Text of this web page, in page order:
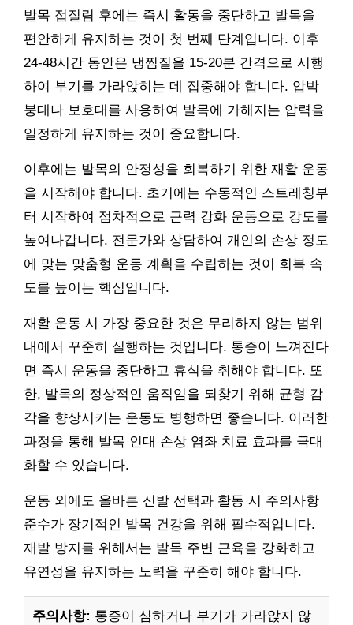
발목 접질림 후에는 즉시 활동을 중단하고 발목을
편안하게 유지하는 것이 첫 번째 단계입니다. 이후
24-48시간 동안은 냉찜질을 15-20분 간격으로 시행
하여 부기를 가라앉히는 데 집중해야 합니다. 압박
붕대나 보호대를 사용하여 발목에 가해지는 압력을
일정하게 유지하는 것이 중요합니다.
이후에는 발목의 안정성을 회복하기 위한 재활 운동
을 시작해야 합니다. 초기에는 수동적인 스트레칭부
터 시작하여 점차적으로 근력 강화 운동으로 강도를
높여나갑니다. 전문가와 상담하여 개인의 손상 정도
에 맞는 맞춤형 운동 계획을 수립하는 것이 회복 속
도를 높이는 핵심입니다.
재활 운동 시 가장 중요한 것은 무리하지 않는 범위
내에서 꾸준히 실행하는 것입니다. 통증이 느껴진다
면 즉시 운동을 중단하고 휴식을 취해야 합니다. 또
한, 발목의 정상적인 움직임을 되찾기 위해 균형 감
각을 향상시키는 운동도 병행하면 좋습니다. 이러한
과정을 통해 발목 인대 손상 염좌 치료 효과를 극대
화할 수 있습니다.
운동 외에도 올바른 신발 선택과 활동 시 주의사항
준수가 장기적인 발목 건강을 위해 필수적입니다.
재발 방지를 위해서는 발목 주변 근육을 강화하고
유연성을 유지하는 노력을 꾸준히 해야 합니다.
주의사항: 통증이 심하거나 부기가 가라앉지 않